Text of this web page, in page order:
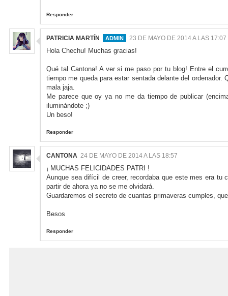
Responder
PATRICIA MARTÍN 23 DE MAYO DE 2014 A LAS 17:07
Hola Chechu! Muchas gracias!
Qué tal Cantona! A ver si me paso por tu blog! Entre el
tiempo me queda para estar sentada delante del
mala jaja.
Me parece que oy ya no me da tiempo de publicar
iluminándote ;)
Un beso!
Responder
CANTONA 24 DE MAYO DE 2014 A LAS 18:57
¡ MUCHAS FELICIDADES PATRI !
Aunque sea difícil de creer, recordaba que este mes era tu
partir de ahora ya no se me olvidará.
Guardaremos el secreto de cuantas primaveras cumples,
Besos
Responder